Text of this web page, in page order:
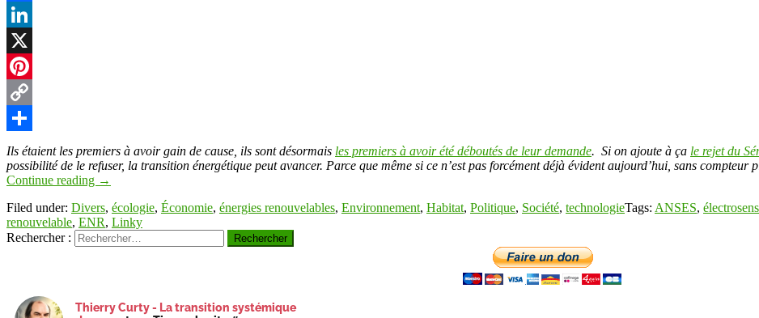
Facebook
LinkedIn
X
Pinterest
Copy
Link
Partager
Ils étaient les premiers à avoir gain de cause, ils sont désormais les premiers à avoir été déboutés de leur demande. Si on ajoute à ça le rejet du
possibilité de le refuser, la transition énergétique peut avancer. Parce que même si ce n’est pas forcément déjà évident aujourd’hui, sans
Continue reading →
Filed under: Divers, écologie, Économie, énergies renouvelables, Environnement, Habitat, Politique, Société, technologieTags: ANSES,
renouvelable, ENR, Linky
Rechercher :
Thierry Curty - La transition systémique